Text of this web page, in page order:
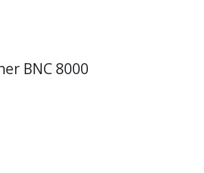
BNC 8000